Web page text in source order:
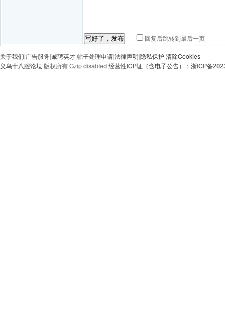
写好了，发布 回复后跳转到最后一页
关于我们|广告服务|诚聘英才|帖子处理申请|法律声明|隐私保护|清除Cookies
义乌十八腔论坛 版权所有 Gzip disabled 经营性ICP证（含电子公告）：浙ICP备